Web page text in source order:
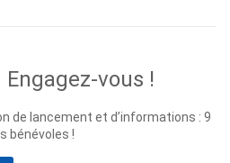
vous !
de lancement et d’informations : 9
bénévoles !